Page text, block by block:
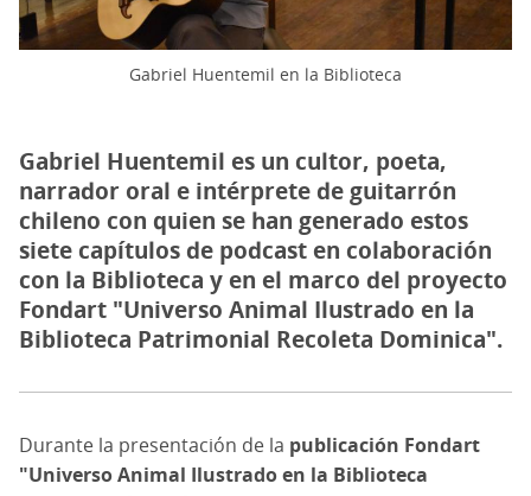
Gabriel Huentemil en la Biblioteca
Gabriel Huentemil es un cultor, poeta,
narrador oral e intérprete de guitarrón
chileno con quien se han generado estos
siete capítulos de podcast en colaboración
con la Biblioteca y en el marco del proyecto
Fondart "Universo Animal Ilustrado en la
Biblioteca Patrimonial Recoleta Dominica".
Durante la presentación de la publicación Fondart
"Universo Animal Ilustrado en la Biblioteca